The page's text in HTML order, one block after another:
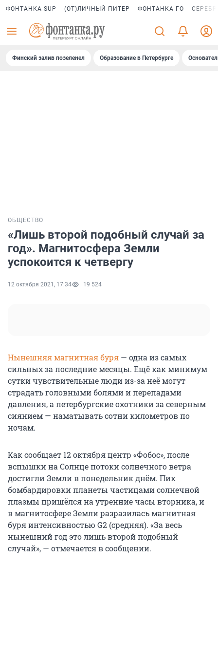
ФОНТАНКА SUP (ОТ)ЛИЧНЫЙ ПИТЕР ФОНТАНКА ГО
Финский залив позеленел Образование в Петербурге
ОБЩЕСТВО
«Лишь второй подобный случай за
год». Магнитосфера Земли
успокоится к четвергу
12 октября 2021, 17:34 19 524
Нынешняя магнитная буря — одна из самых
сильных за последние месяцы. Ещё как минимум
сутки чувствительные люди из-за неё могут
страдать головными болями и перепадами
давления, а петербургские охотники за северным
сиянием — наматывать сотни километров по
ночам.
Как сообщает 12 октября центр «Фобос», после
вспышки на Солнце потоки солнечного ветра
достигли Земли в понедельник днём. Пик
бомбардировки планеты частицами солнечной
плазмы пришёлся на утренние часы вторника, и
в магнитосфере Земли разразилась магнитная
буря интенсивностью G2 (средняя). «За весь
нынешний год это лишь второй подобный
случай», — отмечается в сообщении.